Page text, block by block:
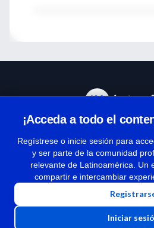
¡Acceda a todo el
Regístrese o inicie sesión para
y ser parte de la comunidad
relevante de Latinoamérica. Un
compartir e intercambiar
Iniciar
Términos y
| Políticas de
| Todos los derechos reservados |